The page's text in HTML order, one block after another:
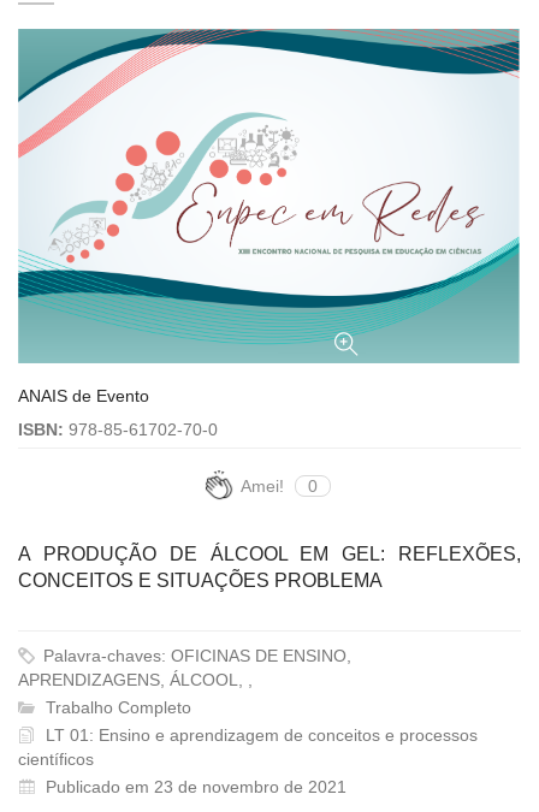
ANAIS de Evento
ISBN: 978-85-61702-70-0
Amei! 0
A PRODUÇÃO DE ÁLCOOL EM GEL: REFLEXÕES,
CONCEITOS E SITUAÇÕES PROBLEMA
Palavra-chaves: OFICINAS DE ENSINO,
APRENDIZAGENS, ÁLCOOL, ,
Trabalho Completo
LT 01: Ensino e aprendizagem de conceitos e processos
científicos
Publicado em 23 de novembro de 2021